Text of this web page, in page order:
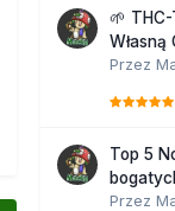
🌱
Własną
Przez
Top 5
Przez